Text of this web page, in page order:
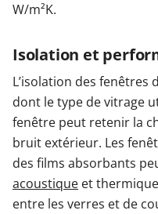
W/m²K.
Isolation et
L’isolation des fenêtres
dont le type de vitrage
fenêtre peut retenir la
bruit extérieur. Les
des films absorbants
acoustique et
entre les verres et de